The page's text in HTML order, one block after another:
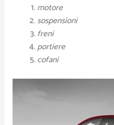
motore
sospensioni
freni
portiere
cofani